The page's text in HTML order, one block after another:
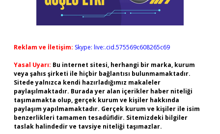
Reklam ve İletişim: Skype: live:.cid.575569c608265c69
Yasal Uyarı: Bu internet sitesi, herhangi bir marka, kurum
veya şahıs şirketi ile hiçbir bağlantısı bulunmamaktadır.
Sitede yalnızca kendi hazırladığımız makaleler
paylaşılmaktadır. Burada yer alan içerikler haber niteliği
taşımamakta olup, gerçek kurum ve kişiler hakkında
paylaşım yapılmamaktadır. Gerçek kurum ve kişiler ile isim
benzerlikleri tamamen tesadüfidir. Sitemizdeki bilgiler
taslak halindedir ve tavsiye niteliği taşımazlar.